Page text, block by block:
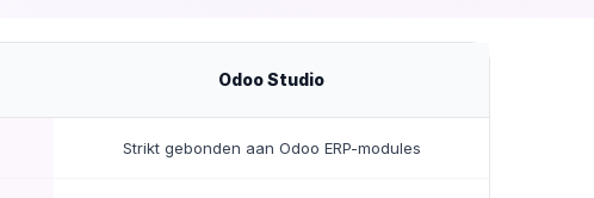
Odoo Studio
Strikt gebonden aan Odoo ERP-modules